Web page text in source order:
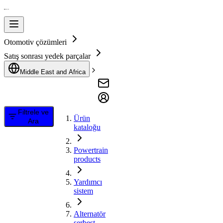
Otomotiv çözümleri
Satış sonrası yedek parçalar
Middle East and Africa
Filtrele ve
Ara
Ürün
kataloğu
Powertrain
products
Yardımcı
sistem
Alternatör